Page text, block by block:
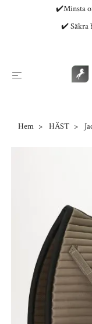
✔️Minsta
✔️ Säkra
Hem HÄST